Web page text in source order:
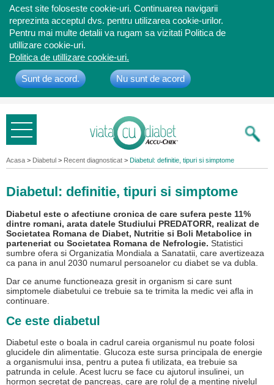
Acest site foloseste cookie-uri. Continuarea navigarii
reprezinta acceptul dvs. pentru utilizarea cookie-urilor.
Pentru mai multe detalii va rugam sa vizitati Politica de
utillizare cookie-uri.
Politica de utillizare cookie-uri.
Sunt de acord. Nu sunt de acord
Bine ati
venit
Acasa > Diabetul > Recent diagnosticat > Diabetul: definitie, tipuri si simptome
Diabetul: definitie, tipuri si simptome
Diabetul este o afectiune cronica de care sufera peste 11%
dintre romani, arata datele Studiului PREDATORR, realizat de
Societatea Romana de Diabet, Nutritie si Boli Metabolice in
parteneriat cu Societatea Romana de Nefrologie. Statistici
sumbre ofera si Organizatia Mondiala a Sanatatii, care avertizeaza
ca pana in anul 2030 numarul persoanelor cu diabet se va dubla.
Dar ce anume functioneaza gresit in organism si care sunt
simptomele diabetului ce trebuie sa te trimita la medic vei afla in
continuare.
Ce este diabetul
Diabetul este o boala in cadrul careia organismul nu poate folosi
glucidele din alimentatie. Glucoza este sursa principala de energie
a organismului insa, pentru a putea fi utilizata, ea trebuie sa
patrunda in celule. Acest lucru se face cu ajutorul insulinei, un
hormon secretat de pancreas, care are rolul de a mentine nivelul